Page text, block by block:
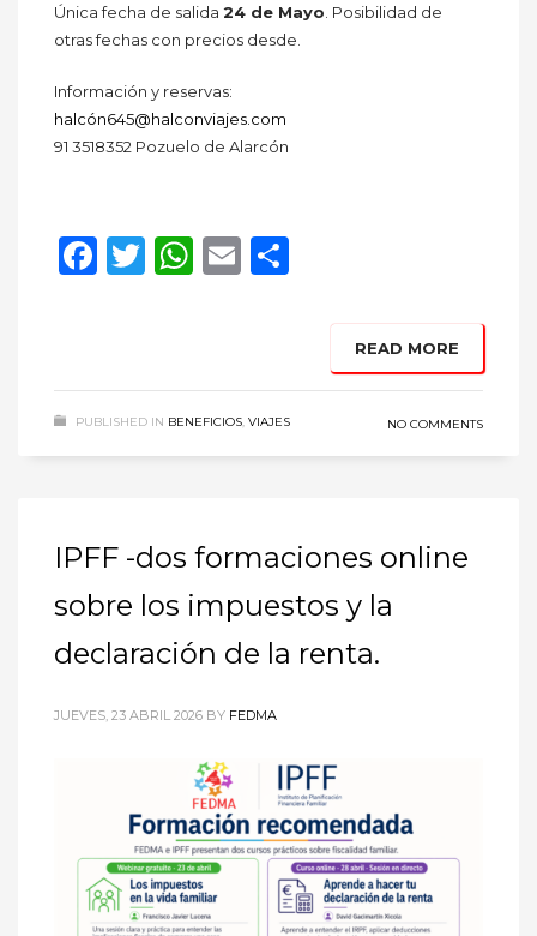
Única fecha de salida 24 de Mayo . Posibilidad de
otras fechas con precios desde.
Información y reservas:
halcón645@halconviajes.com
91 3518352 Pozuelo de Alarcón
Facebook
Twitter
WhatsApp
Email
READ MORE
PUBLISHED IN BENEFICIOS, VIAJES NO COMMENTS
IPFF -dos formaciones online
sobre los impuestos y la
declaración de la renta.
JUEVES, 23 ABRIL 2026 BY FEDMA